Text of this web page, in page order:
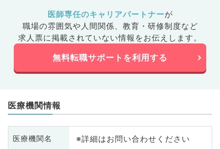
医師専任のキャリアパートナーが
職場の雰囲気や人間関係、 教育・研修制度など
求人票に掲載されていない情報をお伝えします。
無料転職サポートを利用する
医療機関情報
医療機関名 ※詳細はお問い合わせください